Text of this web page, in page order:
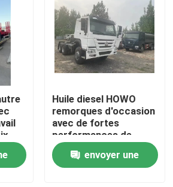
Huile diesel HOWO
remorques d'occasion
avec de fortes
performances de
puissance de la Chine
envoyer une